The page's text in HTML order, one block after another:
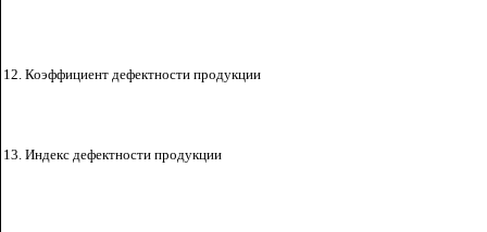
12. Коэффициент дефектности продукции
13. Индекс дефектности продукции